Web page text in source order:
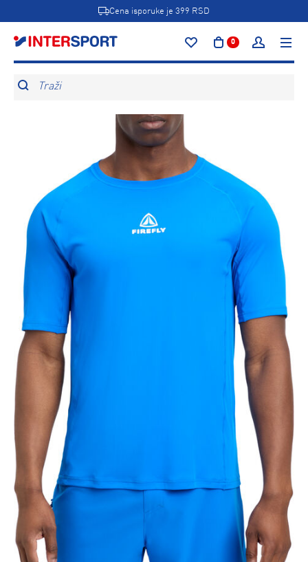
Cena isporuke je 399 RSD
0
Traži